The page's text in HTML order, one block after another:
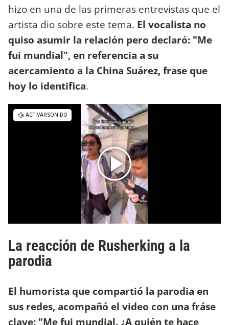
hizo en una de las primeras entrevistas que el
artista dio sobre este tema. El vocalista no
quiso asumir la relación pero declaró: "Me
fui mundial", en referencia a su
acercamiento a la China Suárez, frase que
hoy lo identifica.
La reacción de Rusherking a la
parodia
El humorista que compartió la parodia en
sus redes, acompañó el video con una fráse
clave: "Me fui mundial. ¿A quién te hace